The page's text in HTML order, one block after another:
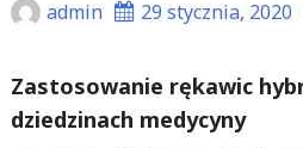
admin 29 stycznia, 2020
Zastosowanie rękawic
dziedzinach medycyny